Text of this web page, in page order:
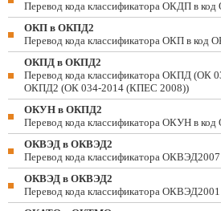
Перевод кода классификатора ОКДП в
ОКП в ОКПД2
Перевод кода классификатора ОКП в код
ОКПД в ОКПД2
Перевод кода классификатора ОКПД (ОК
ОКПД2 (ОК 034-2014 (КПЕС 2008))
ОКУН в ОКПД2
Перевод кода классификатора ОКУН в
ОКВЭД в ОКВЭД2
Перевод кода классификатора
ОКВЭД в ОКВЭД2
Перевод кода классификатора